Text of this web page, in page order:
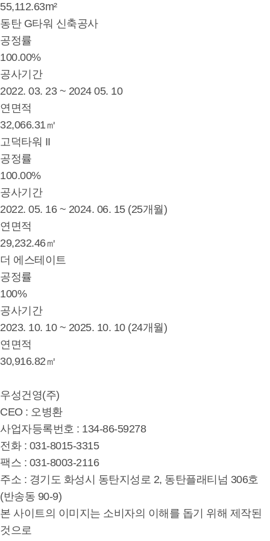
55,112.63m²
동탄 G타워 신축공사
공정률
100.00%
공사기간
2022. 03. 23 ~ 2024 05. 10
연면적
32,066.31㎡
고덕타워 II
공정률
100.00%
공사기간
2022. 05. 16 ~ 2024. 06. 15 (25개월)
연면적
29,232.46㎡
더 에스테이트
공정률
100%
공사기간
2023. 10. 10 ~ 2025. 10. 10 (24개월)
연면적
30,916.82㎡
우성건영(주)
CEO : 오병환
사업자등록번호 : 134-86-59278
전화 : 031-8015-3315
팩스 : 031-8003-2116
주소 : 경기도 화성시 동탄지성로 2, 동탄플래티넘 306호
(반송동 90-9)
본 사이트의 이미지는 소비자의 이해를 돕기 위해 제작된
것으로